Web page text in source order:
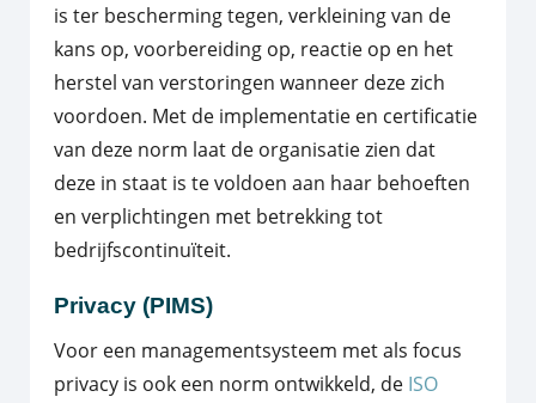
is ter bescherming tegen, verkleining van de
kans op, voorbereiding op, reactie op en het
herstel van verstoringen wanneer deze zich
voordoen. Met de implementatie en certificatie
van deze norm laat de organisatie zien dat
deze in staat is te voldoen aan haar behoeften
en verplichtingen met betrekking tot
bedrijfscontinuïteit.
Privacy (PIMS)
Voor een managementsysteem met als focus
privacy is ook een norm ontwikkeld, de ISO